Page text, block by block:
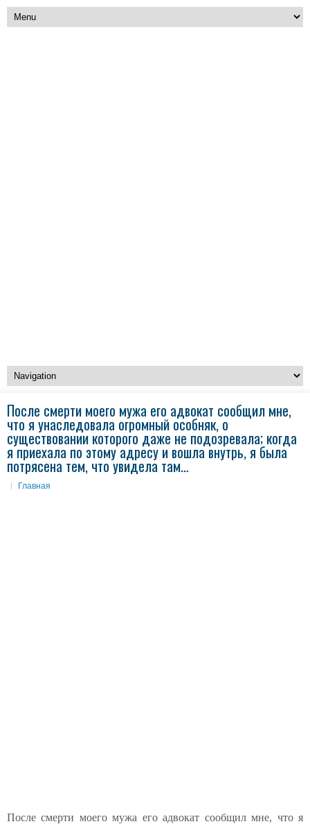
После смерти моего мужа его адвокат сообщил мне,
что я унаследовала огромный особняк, о
существовании которого даже не подозревала; когда
я приехала по этому адресу и вошла внутрь, я была
потрясена тем, что увидела там…
Главная
После смерти моего мужа его адвокат сообщил мне, что я